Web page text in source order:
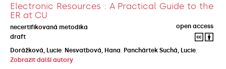
Electronic Resources : A Practical Guide to the
ER at CU
necertifikovaná metodika
open access
draft
Dorážková, Lucie; Nesvatbová, Hana; Panchártek Suchá, Lucie;
Zobrazit další autory